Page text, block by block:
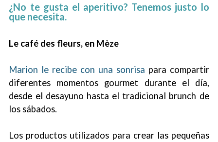
¿No te gusta el aperitivo? Tenemos justo lo
que necesita.
Le café des fleurs, en Mèze
Marion le recibe con una sonrisa para compartir
diferentes momentos gourmet durante el día,
desde el desayuno hasta el tradicional brunch de
los sábados.
Los productos utilizados para crear las pequeñas